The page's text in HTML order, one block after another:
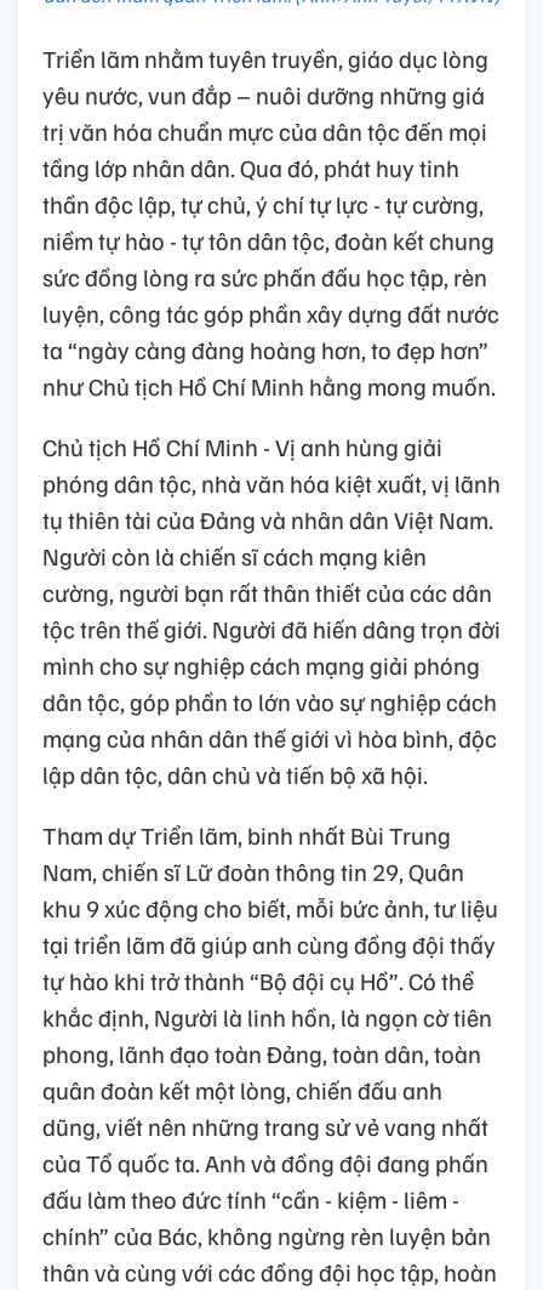
Triển lãm nhằm tuyên truyền, giáo dục lòng
yêu nước, vun đắp – nuôi dưỡng những giá
trị văn hóa chuẩn mực của dân tộc đến mọi
tầng lớp nhân dân. Qua đó, phát huy tinh
thần độc lập, tự chủ, ý chí tự lực - tự cường,
niềm tự hào - tự tôn dân tộc, đoàn kết chung
sức đồng lòng ra sức phấn đấu học tập, rèn
luyện, công tác góp phần xây dựng đất nước
ta “ngày càng đàng hoàng hơn, to đẹp hơn”
như Chủ tịch Hồ Chí Minh hằng mong muốn.
Chủ tịch Hồ Chí Minh - Vị anh hùng giải
phóng dân tộc, nhà văn hóa kiệt xuất, vị lãnh
tụ thiên tài của Đảng và nhân dân Việt Nam.
Người còn là chiến sĩ cách mạng kiên
cường, người bạn rất thân thiết của các dân
tộc trên thế giới. Người đã hiến dâng trọn đời
mình cho sự nghiệp cách mạng giải phóng
dân tộc, góp phần to lớn vào sự nghiệp cách
mạng của nhân dân thế giới vì hòa bình, độc
lập dân tộc, dân chủ và tiến bộ xã hội.
Tham dự Triển lãm, binh nhất Bùi Trung
Nam, chiến sĩ Lữ đoàn thông tin 29, Quân
khu 9 xúc động cho biết, mỗi bức ảnh, tư liệu
tại triển lãm đã giúp anh cùng đồng đội thấy
tự hào khi trở thành “Bộ đội cụ Hồ”. Có thể
khắc định, Người là linh hồn, là ngọn cờ tiên
phong, lãnh đạo toàn Đảng, toàn dân, toàn
quân đoàn kết một lòng, chiến đấu anh
dũng, viết nên những trang sử vẻ vang nhất
của Tổ quốc ta. Anh và đồng đội đang phấn
đấu làm theo đức tính “cần - kiệm - liêm -
chính” của Bác, không ngừng rèn luyện bản
thân và cùng với các đồng đội học tập, hoàn